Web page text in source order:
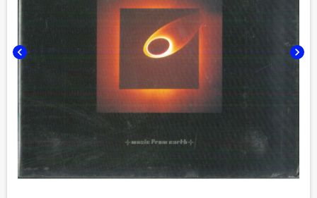
chevron_left chevron_right